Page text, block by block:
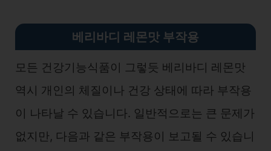
베리바디 레몬맛 부작용
모든 건강기능식품이 그렇듯 베리바디 레몬맛
역시 개인의 체질이나 건강 상태에 따라 부작용
이 나타날 수 있습니다. 일반적으로는 큰 문제가
없지만, 다음과 같은 부작용이 보고될 수 있습니